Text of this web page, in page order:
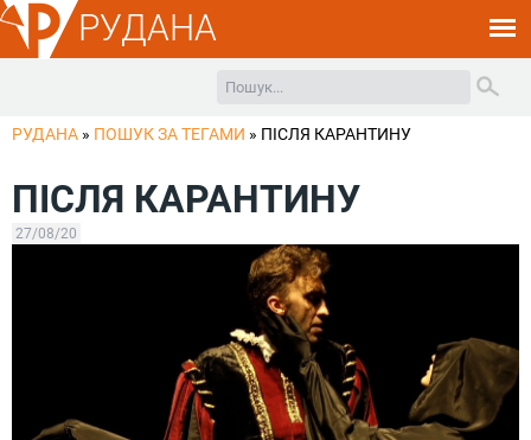
РУДАНА
РУДАНА » ПОШУК ЗА ТЕГАМИ » ПІСЛЯ КАРАНТИНУ
ПІСЛЯ КАРАНТИНУ
27/08/20